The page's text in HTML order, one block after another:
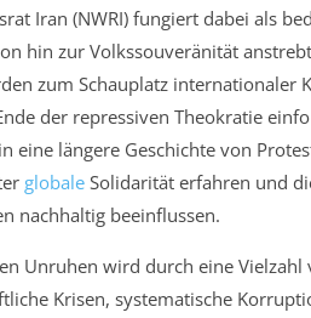
Iran (NWRI) fungiert dabei als
hin zur Volkssouveränität
zum Schauplatz internationaler
der repressiven Theokratie
eine längere Geschichte von
globale Solidarität erfahren und
nachhaltig beeinflussen.
Unruhen wird durch eine Vielzahl
Krisen, systematische